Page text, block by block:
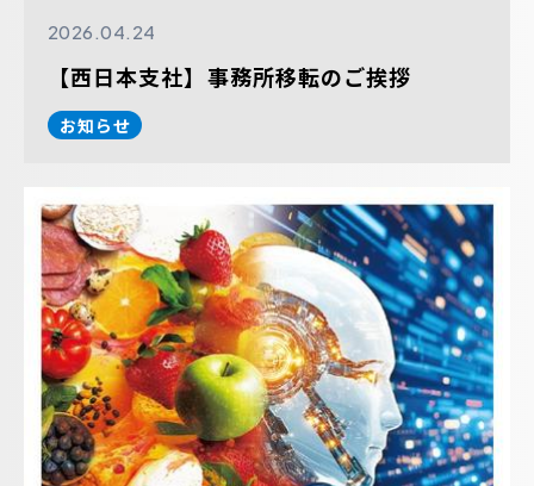
2026.04.24
【西日本支社】事務所移転のご挨拶
お知らせ